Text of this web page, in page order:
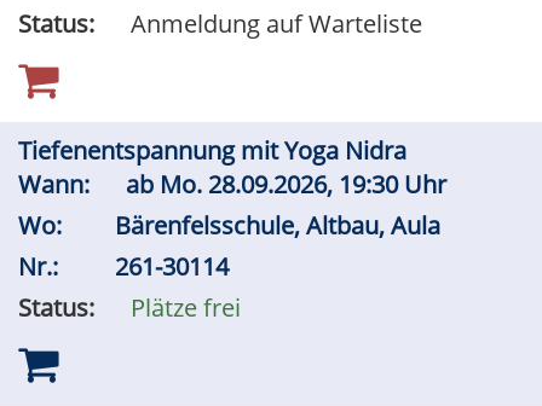
Status:
Anmeldung auf Warteliste
Tiefenentspannung mit Yoga Nidra
Wann:
ab Mo. 28.09.2026, 19:30 Uhr
Wo:
Bärenfelsschule, Altbau, Aula
Nr.:
261-30114
Status:
Plätze frei